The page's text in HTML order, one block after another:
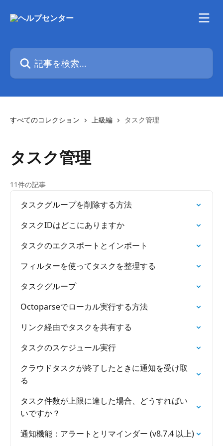
記事を検索...
すべてのコレクション 上級編 タスク管理
タスク管理
11件の記事
タスクグループを削除する方法
タスクIDはどこにありますか
タスクのエクスポートとインポート
フィルターを使ってタスクを整理する
タスクグループ
Octoparseでローカル実行する方法
リンク経由でタスクを共有する
タスクのスケジュール実行
クラウドタスクが終了したときに通知を受け取
る
タスク件数が上限に達した場合、どうすればい
いですか？
通知機能：アラートとリマインダー (v8.7.4 以上)